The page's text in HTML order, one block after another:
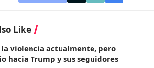
Like
la violencia actualmente, pero
hacia Trump y sus seguidores